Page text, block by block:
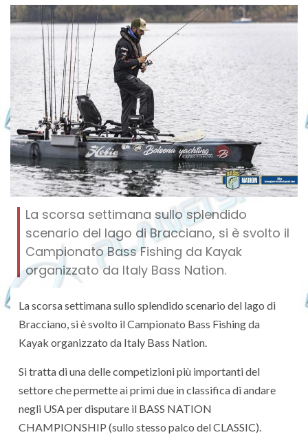
La scorsa settimana sullo splendido
scenario del lago di Bracciano, si è svolto il
Campionato Bass Fishing da Kayak
organizzato da Italy Bass Nation.
La scorsa settimana sullo splendido scenario del lago di
Bracciano, si è svolto il Campionato Bass Fishing da
Kayak organizzato da Italy Bass Nation.
Si tratta di una delle competizioni più importanti del
settore che permette ai primi due in classifica di andare
negli USA per disputare il BASS NATION
CHAMPIONSHIP (sullo stesso palco del CLASSIC).